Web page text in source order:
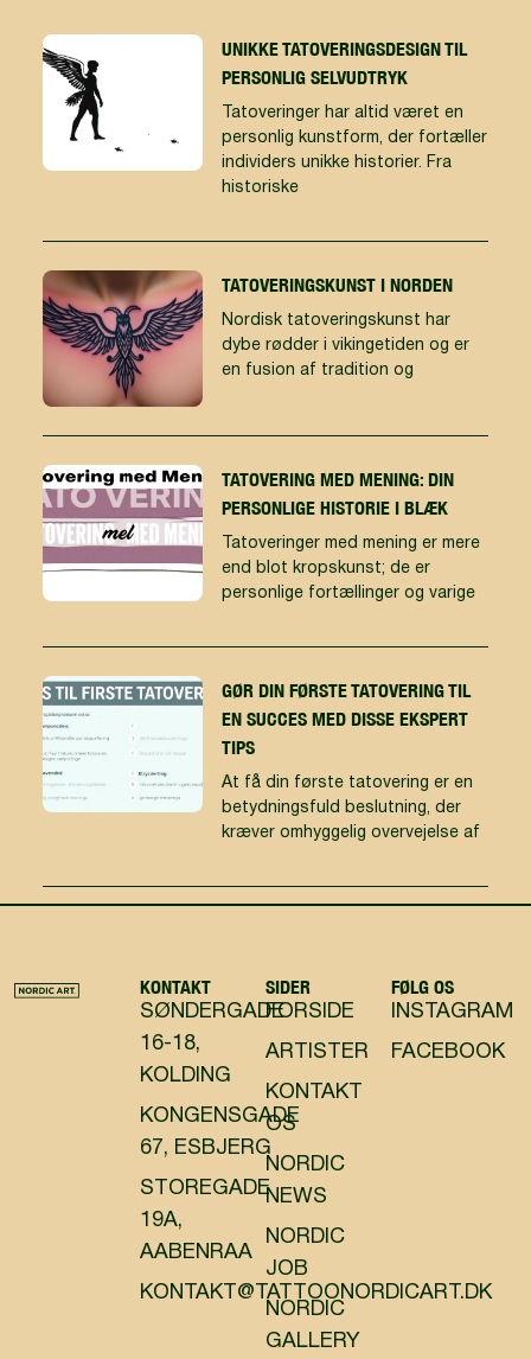
UNIKKE TATOVERINGSDESIGN TIL
PERSONLIG SELVUDTRYK
Tatoveringer har altid været en
personlig kunstform, der fortæller
individers unikke historier. Fra
historiske
TATOVERINGSKUNST I NORDEN
Nordisk tatoveringskunst har
dybe rødder i vikingetiden og er
en fusion af tradition og
TATOVERING MED MENING: DIN
PERSONLIGE HISTORIE I BLÆK
Tatoveringer med mening er mere
end blot kropskunst; de er
personlige fortællinger og varige
GØR DIN FØRSTE TATOVERING TIL
EN SUCCES MED DISSE EKSPERT
TIPS
At få din første tatovering er en
betydningsfuld beslutning, der
kræver omhyggelig overvejelse af
KONTAKT
SØNDERGADE
16-18,
KOLDING
KONGENSGADE
67, ESBJERG
STOREGADE
19A,
AABENRAA
KONTAKT@TATTOONORDICART.DK
SIDER
FORSIDE
ARTISTER
KONTAKT
OS
NORDIC
NEWS
NORDIC
JOB
NORDIC
GALLERY
FØLG OS
INSTAGRAM
FACEBOOK